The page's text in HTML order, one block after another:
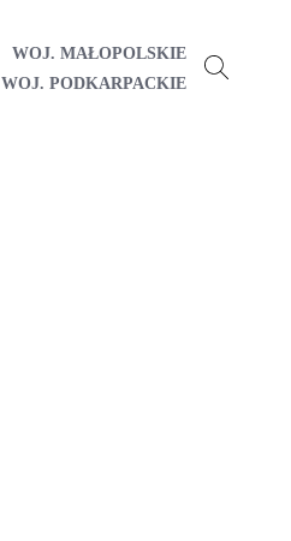
WOJ. MAŁOPOLSKIE
WOJ. PODKARPACKIE